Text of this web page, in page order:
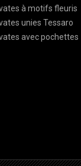
à motifs fleuris
unies Tessaro
avec pochettes